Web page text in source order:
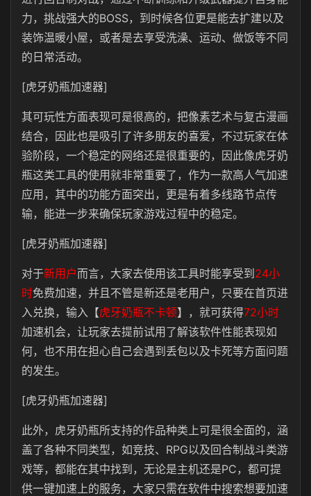
力，挑战强大的BOSS，到时候各位更是能去扩建以及
装饰温暖小屋，或者是去享受洗澡、运动、做饭等不同
的日常活动。
[虎牙奶瓶加速器]
其可玩性方面表现可是很高的，把像素艺术与复古漫画
结合，因此也是吸引了许多朋友的喜爱，不过玩家在体
验阶段，一个稳定的网络还是很重要的，因此像虎牙奶
瓶这类工具的使用就非常重要了，作为一款高人气加速
应用，其中的功能方面突出，更是有着多线路节点传
输，能进一步来确保玩家游戏过程中的稳定。
[虎牙奶瓶加速器]
对于新用户而言，大家去使用该工具时能享受到 24小
时免费加速，并且不管是新还是老用户，只要在首页进
入兑换，输入【虎牙奶瓶不卡顿】，就可获得72小时
加速机会，让玩家去提前试用了解该软件性能表现如
何，也不用在担心自己会遇到丢包以及卡死等方面问题
的发生。
[虎牙奶瓶加速器]
此外，虎牙奶瓶所支持的作品种类上可是很全面的，涵
盖了各种不同类型，如竞技、RPG以及回合制战斗类游
戏等，都能在其中找到，无论是主机还是PC，都可提
供一键加速上的服务，大家只需在软件中搜索想要加速